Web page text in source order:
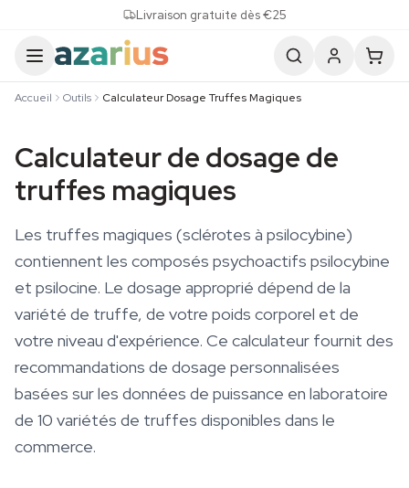
Livraison gratuite dès €25
Accueil Outils Calculateur Dosage Truffes Magiques
Calculateur de dosage de
truffes magiques
Les truffes magiques (sclérotes à psilocybine)
contiennent les composés psychoactifs psilocybine
et psilocine. Le dosage approprié dépend de la
variété de truffe, de votre poids corporel et de
votre niveau d'expérience. Ce calculateur fournit des
recommandations de dosage personnalisées
basées sur les données de puissance en laboratoire
de 10 variétés de truffes disponibles dans le
commerce.